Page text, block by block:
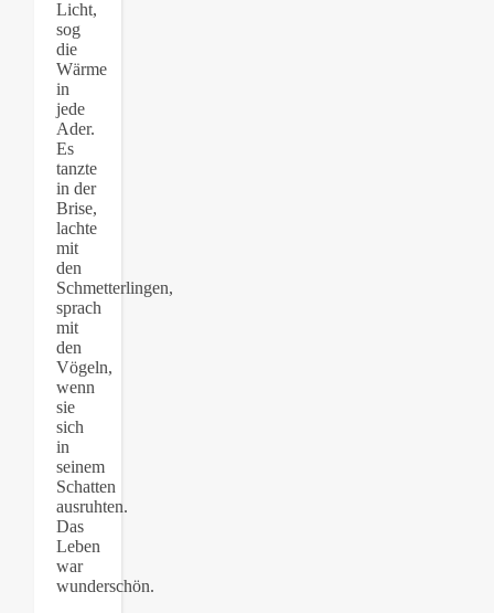
Licht,
sog
die
Wärme
in
jede
Ader.
Es
tanzte
in der
Brise,
lachte
mit
den
Schmetterlingen,
sprach
mit
den
Vögeln,
wenn
sie
sich
in
seinem
Schatten
ausruhten.
Das
Leben
war
wunderschön.